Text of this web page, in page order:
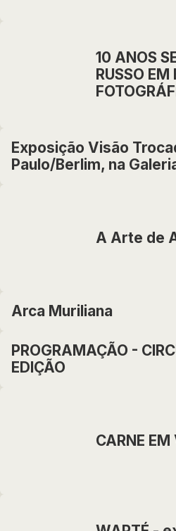
10 ANOS
RUSSO EM
Exposição Visão
Paulo/Berlim, na
A Arte de
Arca Muriliana
PROGRAMAÇÃO -
EDIÇÃO
CARNE EM